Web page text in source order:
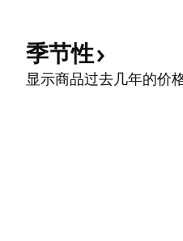
季节性
显示商品过去几年的价